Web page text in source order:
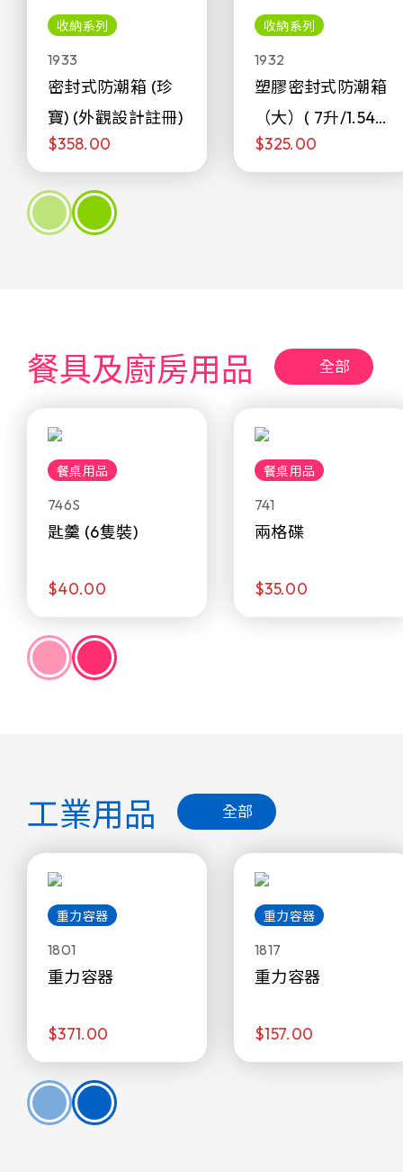
收納系列
1933
密封式防潮箱 (珍
寶) (外觀設計註冊)
$358.00
收納系列
1932
塑膠密封式防潮箱
（大）( 7升/1.54加
侖)
$325.00
餐具及廚房用品 全部
餐桌用品
746S
匙羹 (6隻裝)
$40.00
餐桌用品
741
兩格碟
$35.00
工業用品 全部
重力容器
1801
重力容器
$371.00
重力容器
1817
重力容器
$157.00